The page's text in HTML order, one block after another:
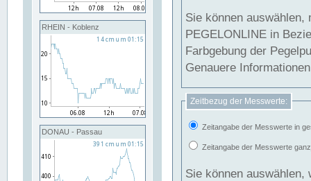
RHEIN - Koblenz
DONAU - Passau
Sie können
PEGELONLINE in Beziehung
Farbgebung der
Genauere
Zeitbezug der Messwerte:
Zeitangabe der Messwerte in
Zeitangabe der Messwerte
Sie können auswählen,